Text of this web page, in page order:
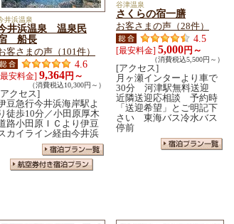
井浜温泉
井浜温泉 温泉民
船長
客さまの声（101件）
4.6
安料金] 9,364円～
（消費税込10,300円～）
クセス]
豆急行今井浜海岸駅よ
徒歩10分／小田原厚木
路小田原ＩＣより伊豆
カイライン経由今井浜
谷津温泉
さくらの宿一膳
お客さまの声（28件）
4.5
[最安料金] 5,000円～
（消費税込5,500円～）
[アクセス]
月ヶ瀬インターより車で
30分 河津駅無料送迎
近隣送迎応相談 予約時
「送迎希望」とご明記下
さい 東海バス冷水バス
停前